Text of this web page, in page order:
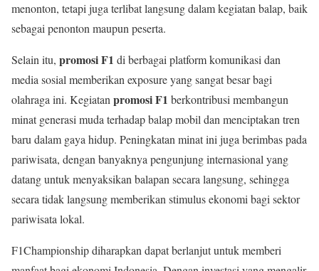
menonton, tetapi juga terlibat langsung dalam kegiatan balap, baik
sebagai penonton maupun peserta.
Selain itu, promosi F1 di berbagai platform komunikasi dan
media sosial memberikan exposure yang sangat besar bagi
olahraga ini. Kegiatanpromosi F1 berkontribusi membangun
minat generasi muda terhadap balap mobil dan menciptakan tren
baru dalam gaya hidup. Peningkatan minat ini juga berimbas pada
pariwisata, dengan banyaknya pengunjung internasional yang
datang untuk menyaksikan balapan secara langsung, sehingga
secara tidak langsung memberikan stimulus ekonomi bagi sektor
pariwisata lokal.
F1Championship diharapkan dapat berlanjut untuk memberi